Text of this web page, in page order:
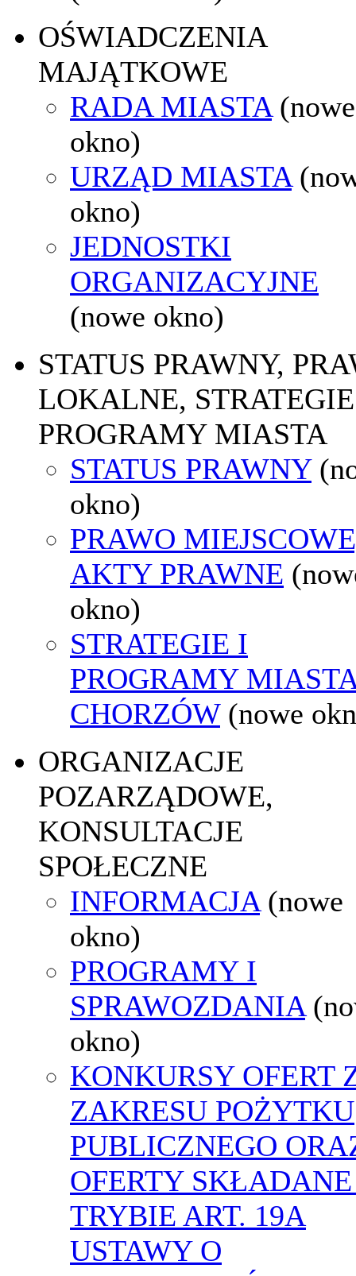
OŚWIADCZENIA
MAJĄTKOWE
RADA MIASTA (nowe
okno)
URZĄD MIASTA
okno)
JEDNOSTKI
ORGANIZACYJNE
(nowe okno)
STATUS PRAWNY,
LOKALNE,
PROGRAMY MIASTA
STATUS PRAWNY
okno)
PRAWO
AKTY PRAWNE
okno)
STRATEGIE I
PROGRAMY
CHORZÓW (nowe
ORGANIZACJE
POZARZĄDOWE,
KONSULTACJE
SPOŁECZNE
INFORMACJA (nowe
okno)
PROGRAMY I
SPRAWOZDANIA
okno)
KONKURSY OFERT
ZAKRESU POŻYTKU
PUBLICZNEGO
OFERTY
TRYBIE ART. 19A
USTAWY O